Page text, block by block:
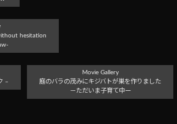
hesitation
–
Movie Gallery
庭のバラの茂みにキジバトが巣を作りました
－ただいま子育て中ー